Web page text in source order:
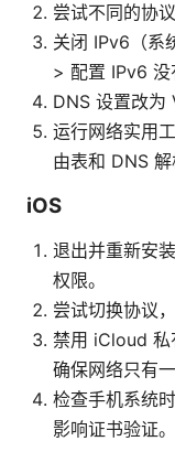
尝试不同的协
关闭 IPv6（系
> 配置 IPv6 没
DNS 设置改为
运行网络实用
由表和 DNS 解
iOS
退出并重新安
权限。
尝试切换协议
禁用 iCloud 私
确保网络只有
检查手机系统
影响证书验证。